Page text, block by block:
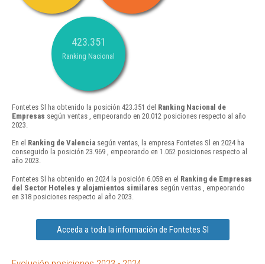
423.351
Ranking Nacional
Fontetes Sl ha obtenido la posición 423.351 del Ranking Nacional de
Empresas según ventas , empeorando en 20.012 posiciones respecto al año
2023.
En el Ranking de Valencia según ventas, la empresa Fontetes Sl en 2024 ha
conseguido la posición 23.969 , empeorando en 1.052 posiciones respecto al
año 2023.
Fontetes Sl ha obtenido en 2024 la posición 6.058 en el Ranking de Empresas
del Sector Hoteles y alojamientos similares según ventas , empeorando
en 318 posiciones respecto al año 2023.
Acceda a toda la información de Fontetes Sl